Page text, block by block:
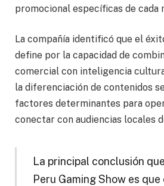
promocional específicas de cada
La compañía identificó que el
define por la capacidad de
comercial con inteligencia
la diferenciación de contenidos
factores determinantes para
conectar con audiencias locales
La principal conclusión
Peru Gaming Show es que